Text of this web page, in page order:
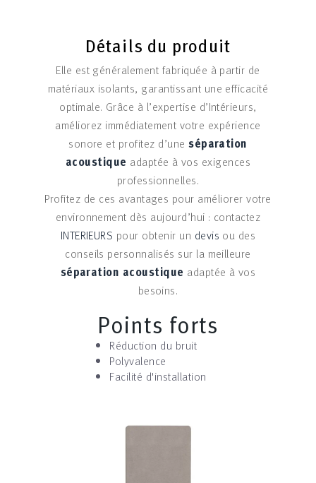
Détails du produit
Elle est généralement fabriquée à partir de
matériaux isolants, garantissant une efficacité
optimale. Grâce à l’expertise d’Intérieurs,
améliorez immédiatement votre expérience
sonore et profitez d’uneséparation
acoustique adaptée à vos exigences
professionnelles.
Profitez de ces avantages pour améliorer votre
environnement dès aujourd’hui : contactez
INTERIEURS pour obtenir un devis ou des
conseils personnalisés sur la meilleure
séparation acoustique adaptée à vos
besoins.
Points forts
Réduction du bruit
Polyvalence
Facilité d'installation